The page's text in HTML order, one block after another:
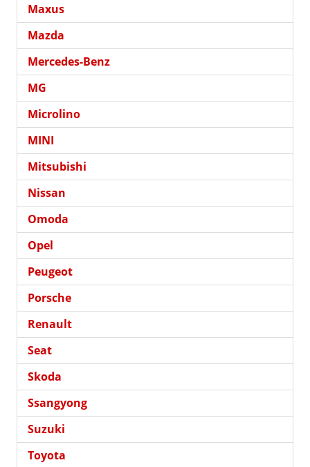
Maxus
Mazda
Mercedes-Benz
MG
Microlino
MINI
Mitsubishi
Nissan
Omoda
Opel
Peugeot
Porsche
Renault
Seat
Skoda
Ssangyong
Suzuki
Toyota